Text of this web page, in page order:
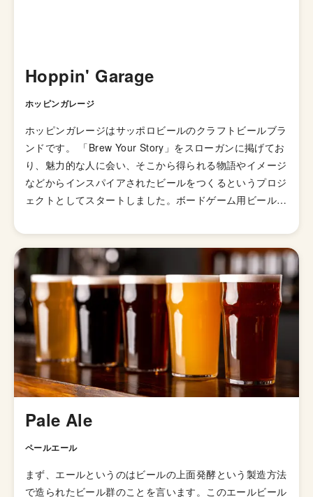
Hoppin' Garage
ホッピンガレージ
ホッピンガレージはサッポロビールのクラフトビールブラ
ンドです。 「Brew Your Story」をスローガンに掲げてお
り、魅力的な人に会い、そこから得られる物語やイメージ
などからインスパイアされたビールをつくるというプロジ
ェクトとしてスタートしました。ボードゲーム用ビール、
ーリーとともに造っています。 差別化が図りにくいビー
ルという商品に、人のストーリーによる温かみをオンする
ことで、飲んでも読んでも楽しめるビール作りを実現して
います。 サッポロビールが運営元ながら大手感もなく、
うまくクラフトビール感を出せているのですが、12本か
らでないと買えないのがちょっとだけ残念な点です。
Pale Ale
ペールエール
まず、エールというのはビールの上面発酵という製造方法
で造られたビール群のことを言います。このエールビール